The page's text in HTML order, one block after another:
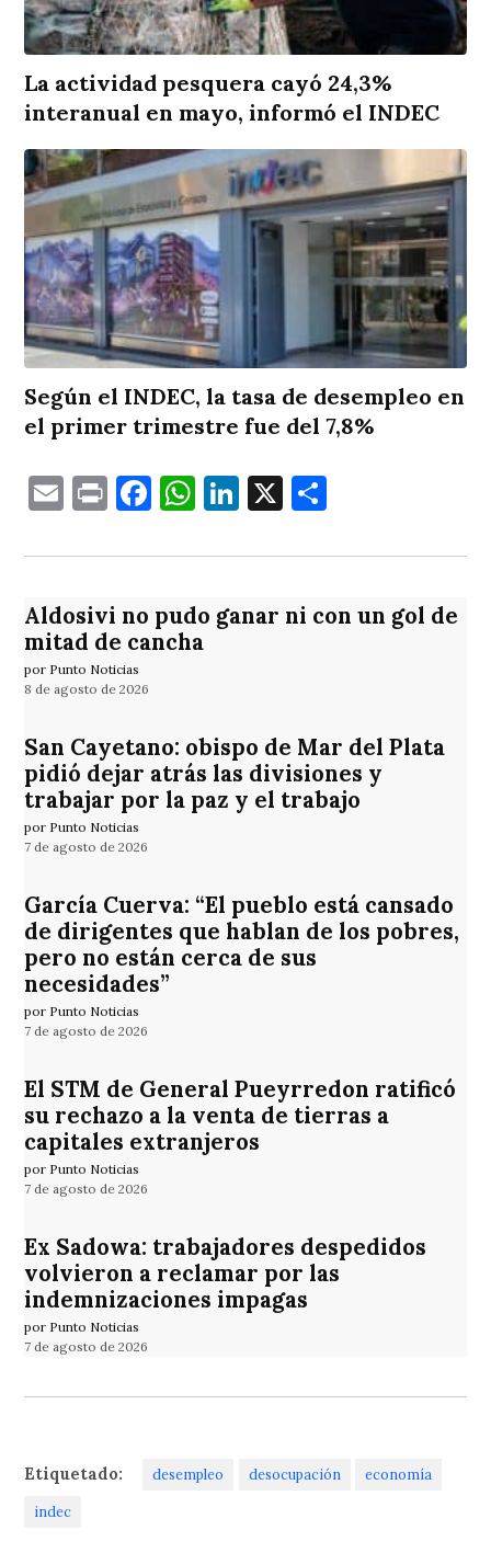
La actividad pesquera cayó 24,3%
interanual en mayo, informó el INDEC
Según el INDEC, la tasa de desempleo en
el primer trimestre fue del 7,8%
EmailPrintFacebook
WhatsApp
LinkedIn
X
Aldosivi no pudo ganar ni con un gol de
mitad de cancha
por Punto Noticias
8 de agosto de 2026
San Cayetano: obispo de Mar del Plata
pidió dejar atrás las divisiones y
trabajar por la paz y el trabajo
por Punto Noticias
7 de agosto de 2026
García Cuerva: “El pueblo está cansado
de dirigentes que hablan de los pobres,
pero no están cerca de sus
necesidades”
por Punto Noticias
7 de agosto de 2026
El STM de General Pueyrredon ratificó
su rechazo a la venta de tierras a
capitales extranjeros
por Punto Noticias
7 de agosto de 2026
Ex Sadowa: trabajadores despedidos
volvieron a reclamar por las
indemnizaciones impagas
por Punto Noticias
7 de agosto de 2026
Etiquetado: desempleo desocupación economía
indec